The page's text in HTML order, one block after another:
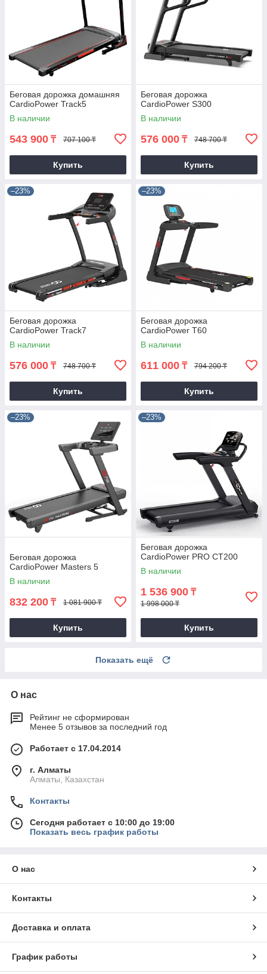
Беговая дорожка домашняя
CardioPower Track5
В наличии
543 900 ₸ 707 100 ₸
Купить
Беговая дорожка
CardioPower S300
В наличии
576 000 ₸ 748 700 ₸
Купить
–23%
Беговая дорожка
CardioPower Track7
В наличии
576 000 ₸ 748 700 ₸
Купить
–23%
Беговая дорожка
CardioPower T60
В наличии
611 000 ₸ 794 200 ₸
Купить
–23%
Беговая дорожка
CardioPower Masters 5
В наличии
832 200 ₸ 1 081 900 ₸
Купить
–23%
Беговая дорожка
CardioPower PRO CT200
В наличии
1 536 900 ₸
1 998 000 ₸
Купить
Показать ещё
О нас
Рейтинг не сформирован
Менее 5 отзывов за последний год
Работает с 17.04.2014
г. Алматы
Алматы, Казахстан
Контакты
Сегодня работает с 10:00 до 19:00
Показать весь график работы
О нас
Контакты
Доставка и оплата
График работы